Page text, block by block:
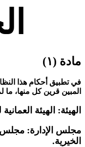
مادة (١)
في تطبيق أحكام هذا
المبين قرين كل منها،
الهيئة: الهيئة
مجلس الإدارة: مجلس
الخيرية.